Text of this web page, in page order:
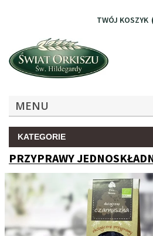
TWÓJ KOSZYK
MENU
KATEGORIE
PRZYPRAWY